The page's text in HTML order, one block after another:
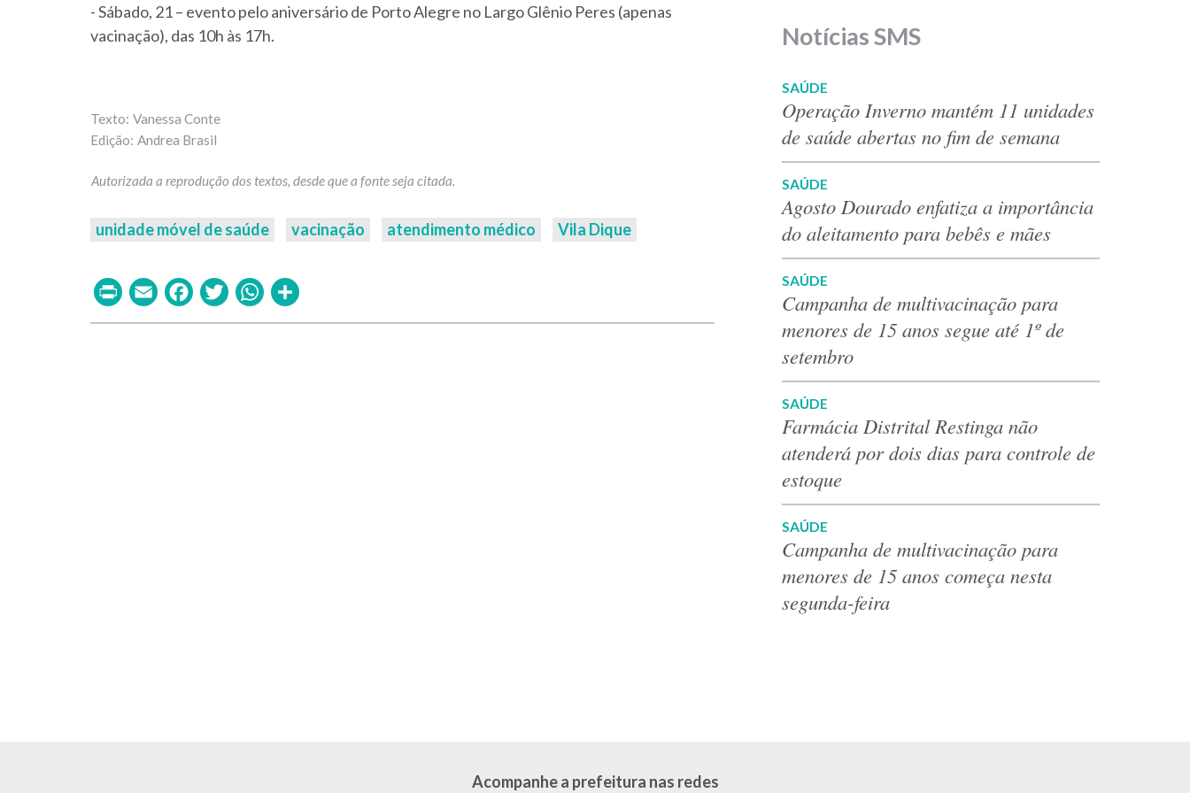
- Sábado, 21 – evento pelo aniversário de Porto Alegre no Largo Glênio Peres (apenas
vacinação), das 10h às 17h.
Vanessa Conte
Andrea Brasil
unidade móvel de saúde vacinação atendimento médico Vila Dique
PrintEmailFacebook
TwitterWhatsApp
Notícias SMS
SAÚDE
Operação Inverno mantém 11 unidades
de saúde abertas no fim de semana
SAÚDE
Agosto Dourado enfatiza a importância
do aleitamento para bebês e mães
SAÚDE
Campanha de multivacinação para
menores de 15 anos segue até 1º de
setembro
SAÚDE
Farmácia Distrital Restinga não
atenderá por dois dias para controle de
estoque
SAÚDE
Campanha de multivacinação para
menores de 15 anos começa nesta
segunda-feira
Acompanhe a prefeitura nas redes